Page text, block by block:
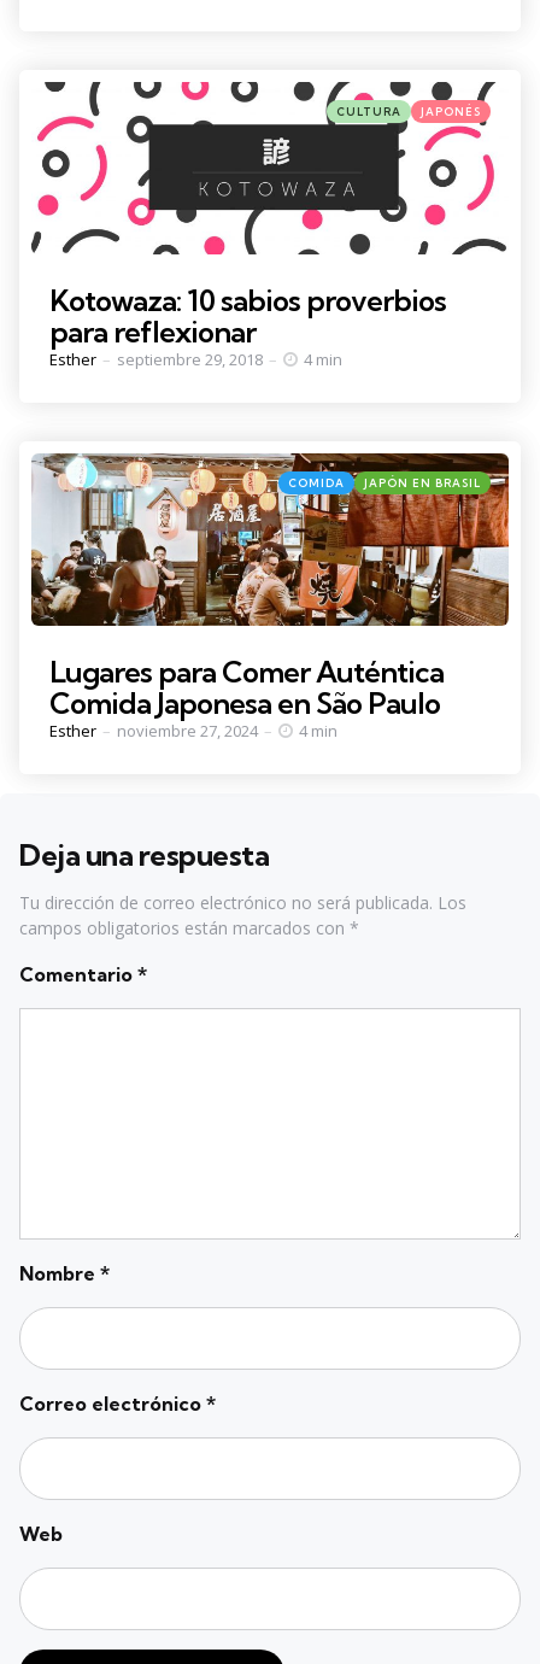
Categories
Posted
in
CULTURA JAPONÉS
Kotowaza: 10 sabios proverbios
para reflexionar
Posted
Esther septiembre 29, 2018 4 min
Categories
Posted
in
COMIDA JAPÓN EN BRASIL
Lugares para Comer Auténtica
Comida Japonesa en São Paulo
Posted
Esther noviembre 27, 2024 4 min
Deja una respuesta
Tu dirección de correo electrónico no será publicada. Los
campos obligatorios están marcados con *
Comentario *
Nombre *
Correo electrónico *
Web